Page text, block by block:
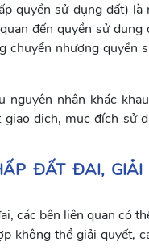
quyền sử dụng đất)
đến quyền sử
chuyển nhượng quyền
nguyên nhân khác
dịch, mục đích sử
ĐẤT ĐAI, GIẢI
các bên liên quan có
không thể giải quyết,